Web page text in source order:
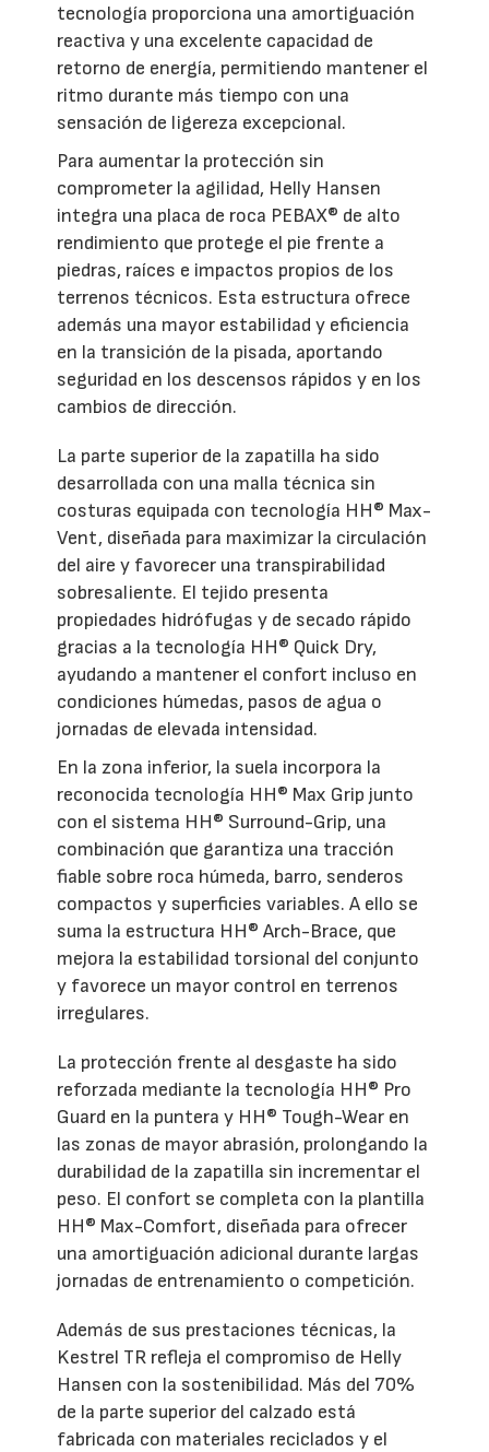
tecnología proporciona una amortiguación
reactiva y una excelente capacidad de
retorno de energía, permitiendo mantener el
ritmo durante más tiempo con una
sensación de ligereza excepcional.
Para aumentar la protección sin
comprometer la agilidad, Helly Hansen
integra una placa de roca PEBAX® de alto
rendimiento que protege el pie frente a
piedras, raíces e impactos propios de los
terrenos técnicos. Esta estructura ofrece
además una mayor estabilidad y eficiencia
en la transición de la pisada, aportando
seguridad en los descensos rápidos y en los
cambios de dirección.
La parte superior de la zapatilla ha sido
desarrollada con una malla técnica sin
costuras equipada con tecnología HH® Max-
Vent, diseñada para maximizar la circulación
del aire y favorecer una transpirabilidad
sobresaliente. El tejido presenta
propiedades hidrófugas y de secado rápido
gracias a la tecnología HH® Quick Dry,
ayudando a mantener el confort incluso en
condiciones húmedas, pasos de agua o
jornadas de elevada intensidad.
En la zona inferior, la suela incorpora la
reconocida tecnología HH® Max Grip junto
con el sistema HH® Surround-Grip, una
combinación que garantiza una tracción
fiable sobre roca húmeda, barro, senderos
compactos y superficies variables. A ello se
suma la estructura HH® Arch-Brace, que
mejora la estabilidad torsional del conjunto
y favorece un mayor control en terrenos
irregulares.
La protección frente al desgaste ha sido
reforzada mediante la tecnología HH® Pro
Guard en la puntera y HH® Tough-Wear en
las zonas de mayor abrasión, prolongando la
durabilidad de la zapatilla sin incrementar el
peso. El confort se completa con la plantilla
HH® Max-Comfort, diseñada para ofrecer
una amortiguación adicional durante largas
jornadas de entrenamiento o competición.
Además de sus prestaciones técnicas, la
Kestrel TR refleja el compromiso de Helly
Hansen con la sostenibilidad. Más del 70%
de la parte superior del calzado está
fabricada con materiales reciclados y el